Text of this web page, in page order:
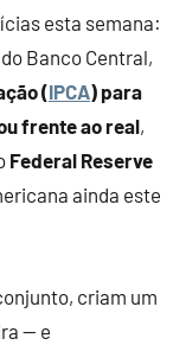
esta semana:
Banco Central,
(IPCA) para
frente ao real,
Federal Reserve
ainda este
criam um
— e